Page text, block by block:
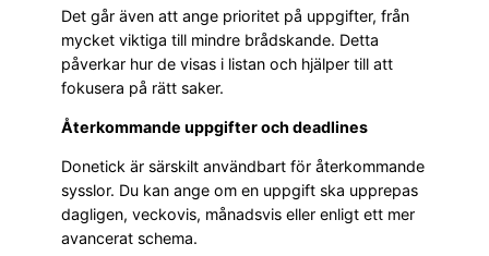
Det går även att ange prioritet på uppgifter, från
mycket viktiga till mindre brådskande. Detta
påverkar hur de visas i listan och hjälper till att
fokusera på rätt saker.
Återkommande uppgifter och deadlines
Donetick är särskilt användbart för återkommande
sysslor. Du kan ange om en uppgift ska upprepas
dagligen, veckovis, månadsvis eller enligt ett mer
avancerat schema.